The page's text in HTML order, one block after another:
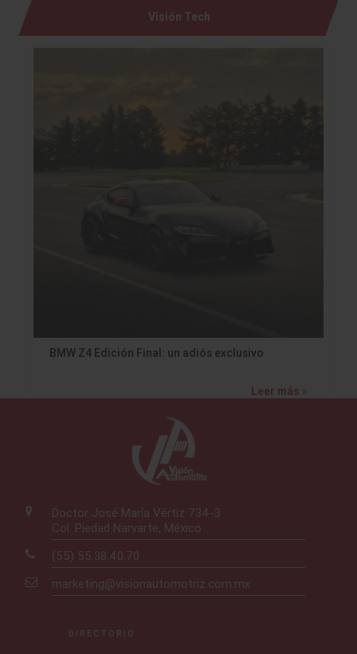
Visión Tech
BMW Z4 Edición Final: un adiós exclusivo
Leer más »
Doctor José María Vértiz 734-3
Col. Piedad Narvarte, México
(55) 55.38.40.70
marketing@visionautomotriz.com.mx
DIRECTORIO